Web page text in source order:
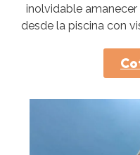
inolvidable
desde la piscina con